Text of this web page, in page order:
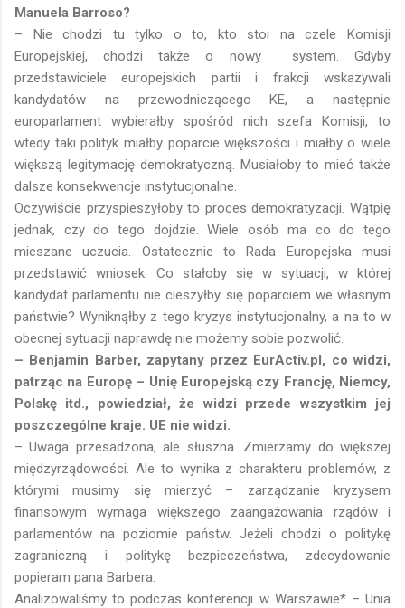
Manuela Barroso?
– Nie chodzi tu tylko o to, kto stoi na czele Komisji
Europejskiej, chodzi także o nowy system.
Gdyby
przedstawiciele europejskich partii i frakcji wskazywali
kandydatów na przewodniczącego KE, a następnie
europarlament wybierałby spośród nich szefa Komisji, to
wtedy taki polityk miałby poparcie większości i miałby o wiele
większą legitymację demokratyczną. Musiałoby to mieć także
dalsze konsekwencje instytucjonalne.
Oczywiście przyspieszyłoby to proces demokratyzacji. Wątpię
jednak, czy do tego dojdzie. Wiele osób ma co do tego
mieszane uczucia. Ostatecznie to Rada Europejska musi
przedstawić wniosek. Co stałoby się w sytuacji, w której
kandydat parlamentu nie cieszyłby się poparciem we własnym
państwie? Wyniknąłby z tego kryzys instytucjonalny, a na to w
obecnej sytuacji naprawdę nie możemy sobie pozwolić.
– Benjamin Barber, zapytany przez EurActiv.pl, co widzi,
patrząc na Europę – Unię Europejską czy Francję, Niemcy,
Polskę itd., powiedział, że widzi przede wszystkim jej
poszczególne kraje. UE nie widzi.
– Uwaga przesadzona, ale słuszna. Zmierzamy do większej
międzyrządowości. Ale to wynika z charakteru problemów, z
którymi musimy się mierzyć – zarządzanie kryzysem
finansowym wymaga większego zaangażowania rządów i
parlamentów na poziomie państw. Jeżeli chodzi o politykę
zagraniczną i politykę bezpieczeństwa, zdecydowanie
popieram pana Barbera.
Analizowaliśmy to podczas konferencji w Warszawie* – Unia